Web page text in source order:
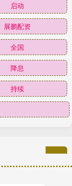
启动
展鹏配资
全国
降息
持续